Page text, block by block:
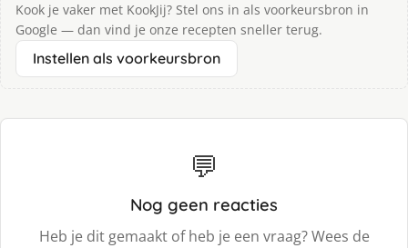
Kook je vaker met KookJij? Stel ons in als voorkeursbron in
Google — dan vind je onze recepten sneller terug.
Instellen als voorkeursbron
💬
Nog geen reacties
Heb je dit gemaakt of heb je een vraag? Wees de